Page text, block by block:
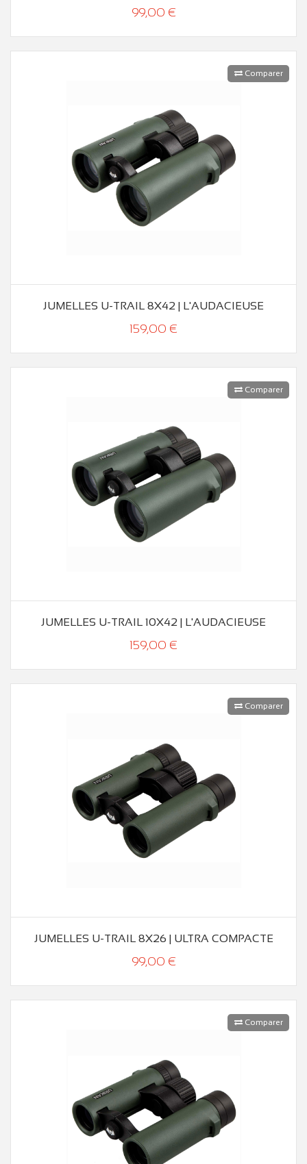
99,00 €
Comparer
JUMELLES U-TRAIL 8X42 | L'AUDACIEUSE
159,00 €
Comparer
JUMELLES U-TRAIL 10X42 | L'AUDACIEUSE
159,00 €
Comparer
JUMELLES U-TRAIL 8X26 | ULTRA COMPACTE
99,00 €
Comparer